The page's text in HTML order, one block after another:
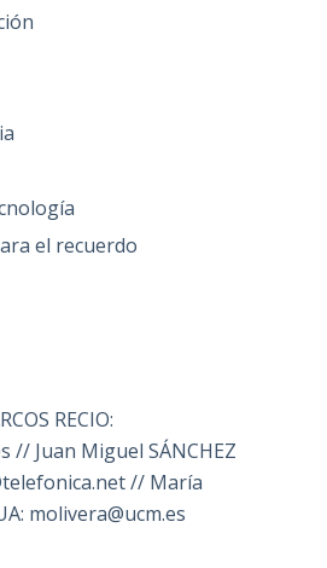
el recuerdo
RECIO:
// Juan Miguel SÁNCHEZ
// María
molivera@ucm.es